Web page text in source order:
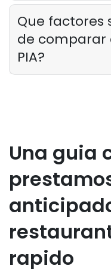
Que factores
de comparar
PIA?
Una guia
rapido